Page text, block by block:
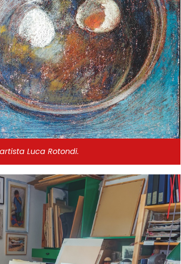
Luca Rotondi.